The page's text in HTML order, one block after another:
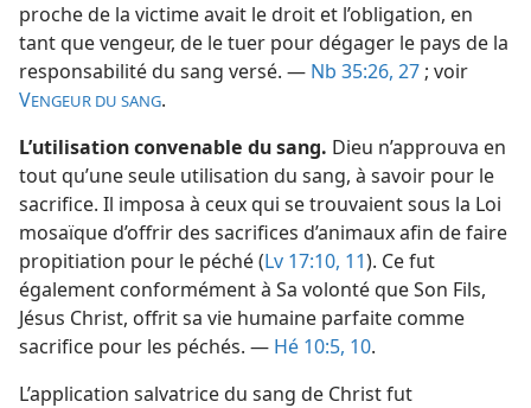
proche de la victime avait le droit et l’obligation, en
tant que vengeur, de le tuer pour dégager le pays de la
responsabilité du sang versé. — Nb 35:26, 27 ; voir
VENGEUR DU SANG.
L’utilisation convenable du sang. Dieu n’approuva en
tout qu’une seule utilisation du sang, à savoir pour le
sacrifice. Il imposa à ceux qui se trouvaient sous la Loi
mosaïque d’offrir des sacrifices d’animaux afin de faire
propitiation pour le péché (Lv 17:10, 11). Ce fut
également conformément à Sa volonté que Son Fils,
Jésus Christ, offrit sa vie humaine parfaite comme
sacrifice pour les péchés. — Hé 10:5, 10.
L’application salvatrice du sang de Christ fut